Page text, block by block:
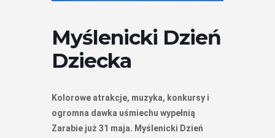
Myślenicki Dzień
Dziecka
Kolorowe atrakcje, muzyka, konkursy i
ogromna dawka uśmiechu wypełnią
Zarabie już 31 maja. Myślenicki Dzień